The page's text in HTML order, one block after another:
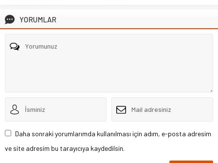
YORUMLAR
Daha sonraki yorumlarımda kullanılması için adım, e-posta adresim
ve site adresim bu tarayıcıya kaydedilsin.